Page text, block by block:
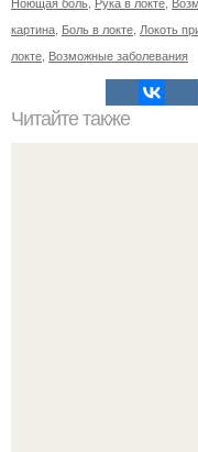
картина Боль в локте Локоть
локте Возможные заболевания
Читайте также